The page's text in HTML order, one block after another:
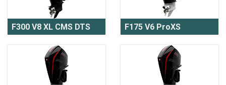
F300 V8 XL CMS DTS F175 V6 ProXS